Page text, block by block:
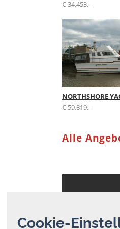
€ 34.453,-
NORTHSHORE
€ 59.819,-
Alle
Cookie-